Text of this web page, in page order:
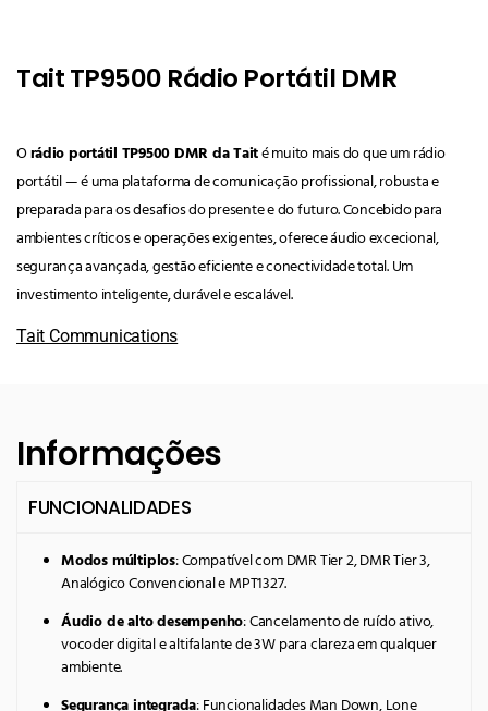
Tait TP9500 Rádio Portátil DMR
Orádio portátil TP9500 DMR da Taité muito mais do que um rádio
portátil — é uma plataforma de comunicação profissional, robusta e
preparada para os desafios do presente e do futuro. Concebido para
ambientes críticos e operações exigentes, oferece áudio excecional,
segurança avançada, gestão eficiente e conectividade total. Um
investimento inteligente, durável e escalável.
Tait Communications
Informações
FUNCIONALIDADES
Modos múltiplos: Compatível com DMR Tier 2, DMR Tier 3,
Analógico Convencional e MPT1327.
Áudio de alto desempenho: Cancelamento de ruído ativo,
vocoder digital e altifalante de 3W para clareza em qualquer
ambiente.
Segurança integrada: Funcionalidades Man Down, Lone